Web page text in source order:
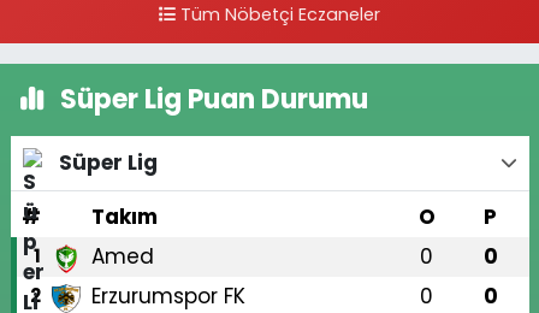
Tüm Nöbetçi Eczaneler
Süper Lig Puan Durumu
Süper Lig
#
Takım O P
1 Amed 0 0
2 Erzurumspor FK 0 0